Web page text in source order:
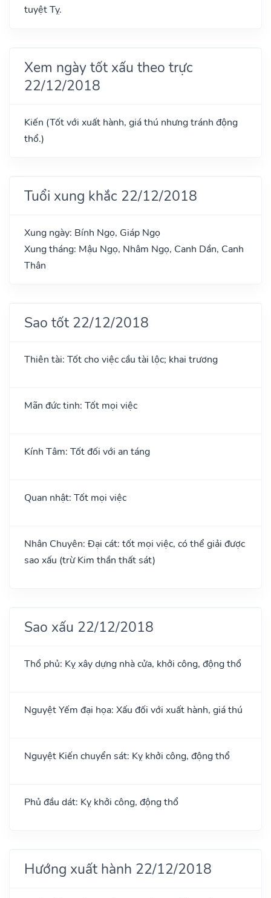
tuyệt Tỵ.
Xem ngày tốt xấu theo trực
22/12/2018
Kiến (Tốt với xuất hành, giá thú nhưng tránh động
thổ.)
Tuổi xung khắc 22/12/2018
Xung ngày: Bính Ngọ, Giáp Ngọ
Xung tháng: Mậu Ngọ, Nhâm Ngọ, Canh Dần, Canh
Thân
Sao tốt 22/12/2018
Thiên tài: Tốt cho việc cầu tài lộc; khai trương
Mãn đức tinh: Tốt mọi việc
Kính Tâm: Tốt đối với an táng
Quan nhật: Tốt mọi việc
Nhân Chuyên: Đại cát: tốt mọi việc, có thể giải được
sao xấu (trừ Kim thần thất sát)
Sao xấu 22/12/2018
Thổ phủ: Kỵ xây dựng nhà cửa, khởi công, động thổ
Nguyệt Yếm đại họa: Xấu đối với xuất hành, giá thú
Nguyệt Kiến chuyển sát: Kỵ khởi công, động thổ
Phủ đầu dát: Kỵ khởi công, động thổ
Hướng xuất hành 22/12/2018